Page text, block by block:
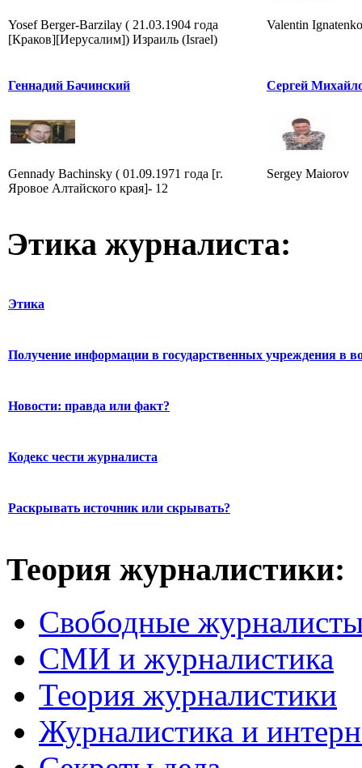
Yosef Berger-Barzilay ( 21.03.1904 года
[Краков][Иерусалим]) Израиль (Israel)
Valentin Ignatenko
Геннадий Бачинский
Gennady Bachinsky ( 01.09.1971 года [г.
Яровое Алтайского края]- 12
Сергей
Sergey Maiorov
Этика журналиста:
Этика
Получение информации в государственных учреждения в
Новости: правда или факт?
Кодекс чести журналиста
Раскрывать источник или скрывать?
Теория журналистики:
Свободные
СМИ и журналистика
Теория журналистики
Журналистика и